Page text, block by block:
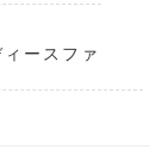
ースファ